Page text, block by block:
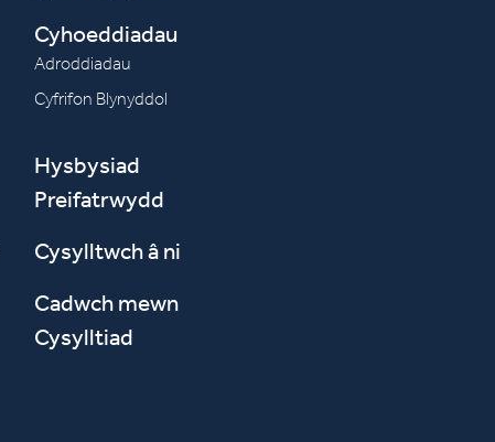
Cyhoeddiadau
Adroddiadau
Cyfrifon Blynyddol
Hysbysiad
Preifatrwydd
Cysylltwch â ni
Cadwch mewn
Cysylltiad